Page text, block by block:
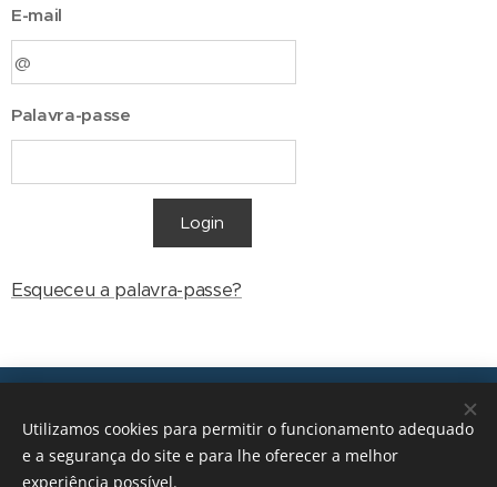
E-mail
Palavra-passe
Login
Esqueceu a palavra-passe?
geral@transicoes.pt
Utilizamos cookies para permitir o funcionamento adequado
e a segurança do site e para lhe oferecer a melhor
experiência possível.